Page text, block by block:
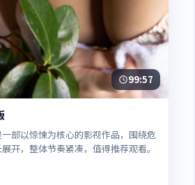
99:57
部以惊悚为核心的影视作品，围绕危
开，整体节奏紧凑，值得推荐观看。